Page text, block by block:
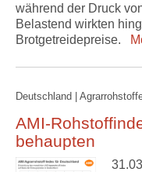
während der Druck
Belastend wirkten
Brotgetreidepreise.
Deutschland |
AMI-
behaupten